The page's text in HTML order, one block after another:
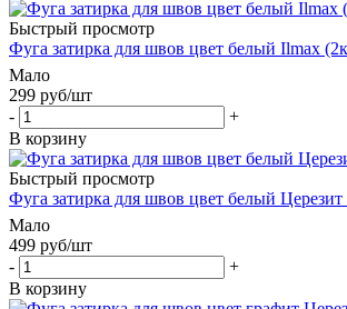
Быстрый просмотр
Фуга затирка для швов цвет белый Ilmax
Мало
299 руб/шт
-
+
В корзину
Быстрый просмотр
Фуга затирка для швов цвет белый Церезит
Мало
499 руб/шт
-
+
В корзину